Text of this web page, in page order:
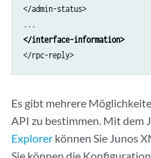
</admin-status>
</interface-information>
Es gibt mehrere
API zu bestimmen. Mit dem
Explorer können Sie Junos